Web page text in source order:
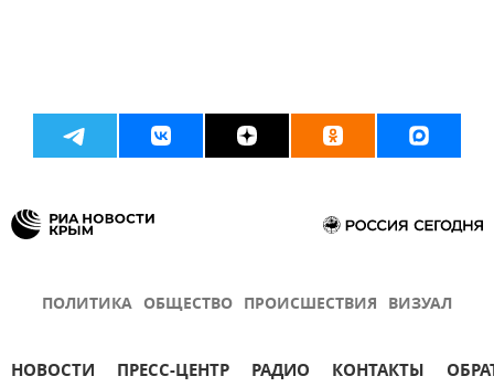
ПОЛИТИКА ОБЩЕСТВО ПРОИСШЕСТВИЯ ВИЗУАЛ
НОВОСТИ ПРЕСС-ЦЕНТР РАДИО КОНТАКТЫ